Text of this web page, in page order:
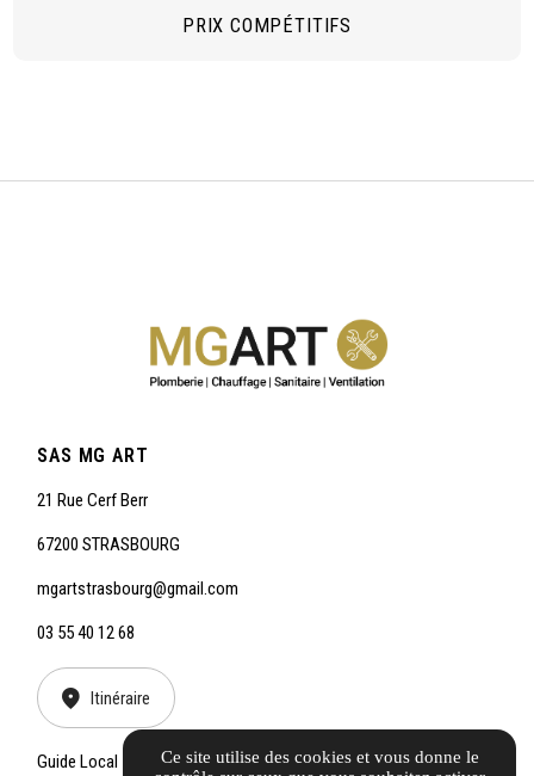
PRIX COMPÉTITIFS
SAS MG ART
21 Rue Cerf Berr
67200 STRASBOURG
mgartstrasbourg@gmail.com
03 55 40 12 68
Itinéraire
Guide Local
Ce site utilise des cookies et vous donne le